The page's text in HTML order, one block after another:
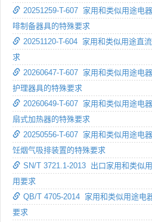
20251259-T-607 家用和类似用途电
啡制备器具的特殊要求
20251120-T-604 家用和类似用途直
求
20260647-T-607 家用和类似用途电
护理器具的特殊要求
20260649-T-607 家用和类似用途电
扇式加热器的特殊要求
20250556-T-607 家用和类似用途电
饪烟气吸排装置的特殊要求
SN/T 3721.1-2013 出口家用和类似
用要求
QB/T 4705-2014 家用和类似用途电
要求